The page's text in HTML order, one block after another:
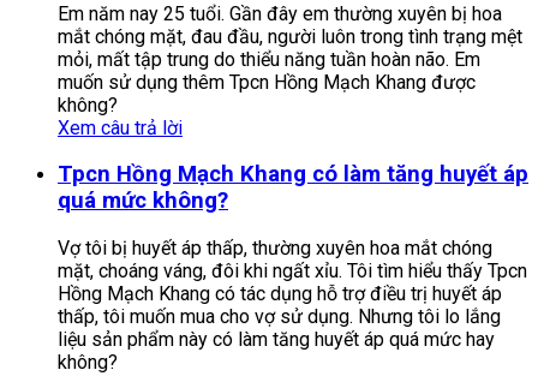
Em năm nay 25 tuổi. Gần đây em thường xuyên bị hoa
mắt chóng mặt, đau đầu, người luôn trong tình trạng mệt
mỏi, mất tập trung do thiểu năng tuần hoàn não. Em
muốn sử dụng thêm Tpcn Hồng Mạch Khang được
không?
Xem câu trả lời
Tpcn Hồng Mạch Khang có làm tăng huyết áp
quá mức không?
Vợ tôi bị huyết áp thấp, thường xuyên hoa mắt chóng
mặt, choáng váng, đôi khi ngất xỉu. Tôi tìm hiểu thấy Tpcn
Hồng Mạch Khang có tác dụng hỗ trợ điều trị huyết áp
thấp, tôi muốn mua cho vợ sử dụng. Nhưng tôi lo lắng
liệu sản phẩm này có làm tăng huyết áp quá mức hay
không?